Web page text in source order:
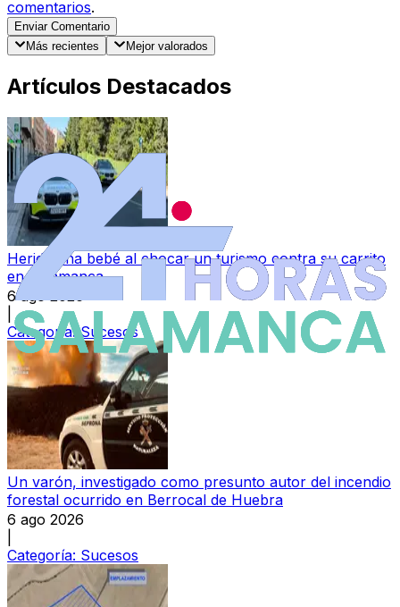
comentarios.
Enviar Comentario
Más recientes
Mejor valorados
Artículos Destacados
Herida una bebé al chocar un turismo contra su carrito
en Salamanca
6 ago 2026
Categoría:Sucesos
Un varón, investigado como presunto autor del incendio
forestal ocurrido en Berrocal de Huebra
6 ago 2026
Categoría: Sucesos